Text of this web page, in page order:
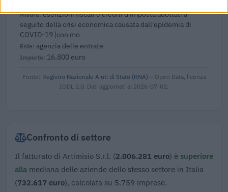
esenzioni fiscali e crediti d'imposta adottati a
seguito della crisi economica causata dall'epidemia di
COVID-19 [con mo
agenzia delle entrate
16.800 euro
Fonte: Registro Nazionale Aiuti di Stato (RNA) – Open Data, licenza
IODL 2.0. Dati aggiornati al 2026-07-02.
Confronto di settore
Il fatturato di Artimisio S.r.l. (2.006.281 euro) è superiore
alla mediana delle aziende dello stesso settore in Italia
(732.617 euro), calcolata su 5.759 imprese.